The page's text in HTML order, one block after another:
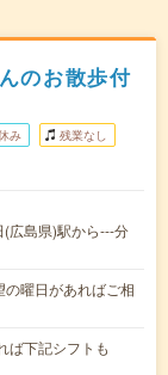
のお散歩付
み 残業なし
広島県)駅から---分
曜日があればご相
ば下記シフトも